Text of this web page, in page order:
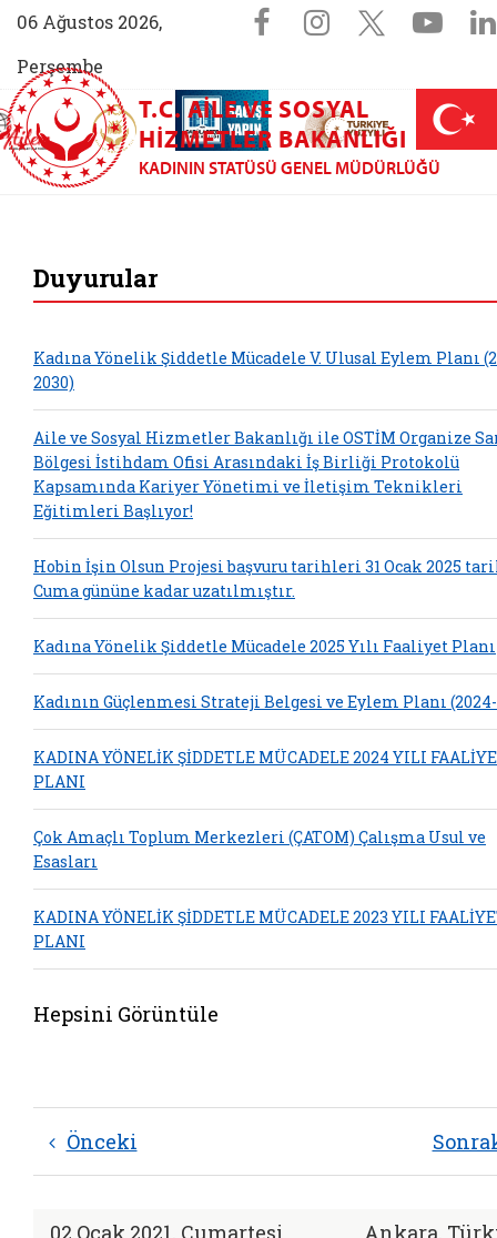
06 Ağustos 2026,
Perşembe
Sosyal
Facebook
Instagram
X
Aile (yeni sekmede açılır)
AİLEM İletişim Merkezi (yeni sekmede açılır)
Aile ve Nüfus On Yılı (yeni sekmede açılır)
Darülaceze bağış sayfası (yeni
T.C. AILE VE SOSYAL
HIZMETLER BAKANLIĞI
KADININ STATÜSÜ GENEL MÜDÜRLÜĞÜ
Duyurular
Kadına Yönelik Şiddetle Mücadele V. Ulusal Eylem Planı
2030)
Aile ve Sosyal Hizmetler Bakanlığı ile OSTİM Organize
Bölgesi İstihdam Ofisi Arasındaki İş Birliği Protokolü
Kapsamında Kariyer Yönetimi ve İletişim Teknikleri
Eğitimleri Başlıyor!
Hobin İşin Olsun Projesi başvuru tarihleri 31 Ocak 2025
Cuma gününe kadar uzatılmıştır.
Kadına Yönelik Şiddetle Mücadele 2025 Yılı Faaliyet Planı
Kadının Güçlenmesi Strateji Belgesi ve Eylem Planı
KADINA YÖNELİK ŞİDDETLE MÜCADELE 2024 YILI
PLANI
Çok Amaçlı Toplum Merkezleri (ÇATOM) Çalışma Usul ve
Esasları
KADINA YÖNELİK ŞİDDETLE MÜCADELE 2023 YILI
PLANI
Hepsini Görüntüle
Önceki
02 Ocak 2021, Cumartesi Ankara,